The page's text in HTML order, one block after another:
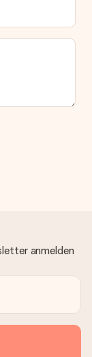
anmelden